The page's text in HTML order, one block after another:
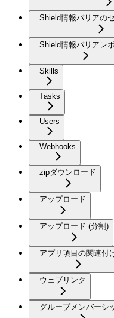
Shield情報バリアの
Shield情報バリアレ
Skills
Tasks
Users
Webhooks
zipダウンロード
アップロード
アップロード (分割)
アプリ項目の関連付
ウェブリンク
グループメンバーシ